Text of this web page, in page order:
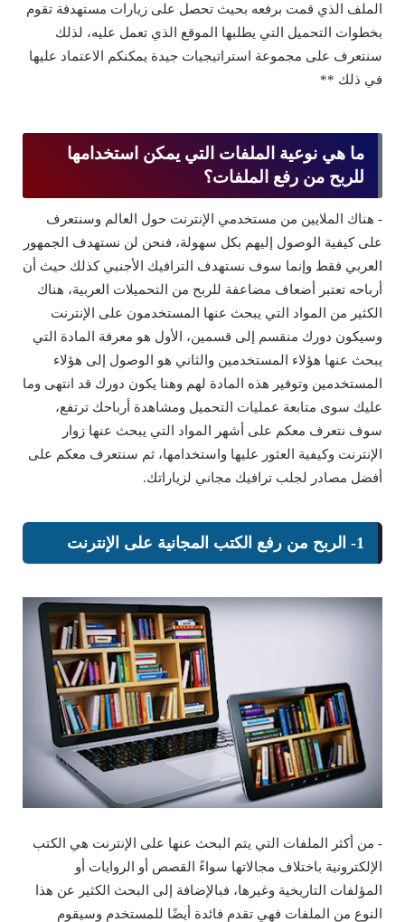
الملف الذي قمت برفعه بحيث تحصل على زيارات مستهدفة تقوم
بخطوات التحميل التي يطلبها الموقع الذي تعمل عليه، لذلك
سنتعرف على مجموعة استراتيجيات جيدة يمكنكم الاعتماد عليها
في ذلك **
ما هي نوعية الملفات التي يمكن استخدامها
للربح من رفع الملفات؟
- هناك الملايين من مستخدمي الإنترنت حول العالم وسنتعرف
على كيفية الوصول إليهم بكل سهولة، فنحن لن نستهدف الجمهور
العربي فقط وإنما سوف نستهدف الترافيك الأجنبي كذلك حيث أن
أرباحه تعتبر أضعاف مضاعفة للربح من التحميلات العربية، هناك
الكثير من المواد التي يبحث عنها المستخدمون على الإنترنت
وسيكون دورك منقسم إلى قسمين، الأول هو معرفة المادة التي
يبحث عنها هؤلاء المستخدمين والثاني هو الوصول إلى هؤلاء
المستخدمين وتوفير هذه المادة لهم وهنا يكون دورك قد انتهى وما
عليك سوى متابعة عمليات التحميل ومشاهدة أرباحك ترتفع،
سوف نتعرف معكم على أشهر المواد التي يبحث عنها زوار
الإنترنت وكيفية العثور عليها واستخدامها، ثم سنتعرف معكم على
أفضل مصادر لجلب ترافيك مجاني لزياراتك.
1- الربح من رفع الكتب المجانية على الإنترنت
- من أكثر الملفات التي يتم البحث عنها على الإنترنت هي الكتب
الإلكترونية باختلاف مجالاتها سواءً القصص أو الروايات أو
المؤلفات التاريخية وغيرها، فبالإضافة إلى البحث الكثير عن هذا
النوع من الملفات فهي تقدم فائدة أيضًا للمستخدم وسيقوم